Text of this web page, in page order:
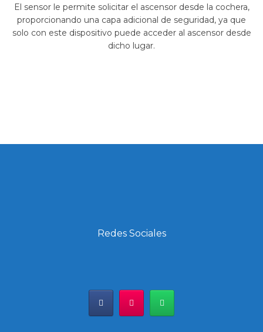
El sensor le permite solicitar el ascensor desde la cochera,
proporcionando una capa adicional de seguridad, ya que
solo con este dispositivo puede acceder al ascensor desde
dicho lugar.
Redes Sociales